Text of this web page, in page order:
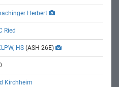
Herbert
Ried
HS (ASH 26E)
Kirchheim